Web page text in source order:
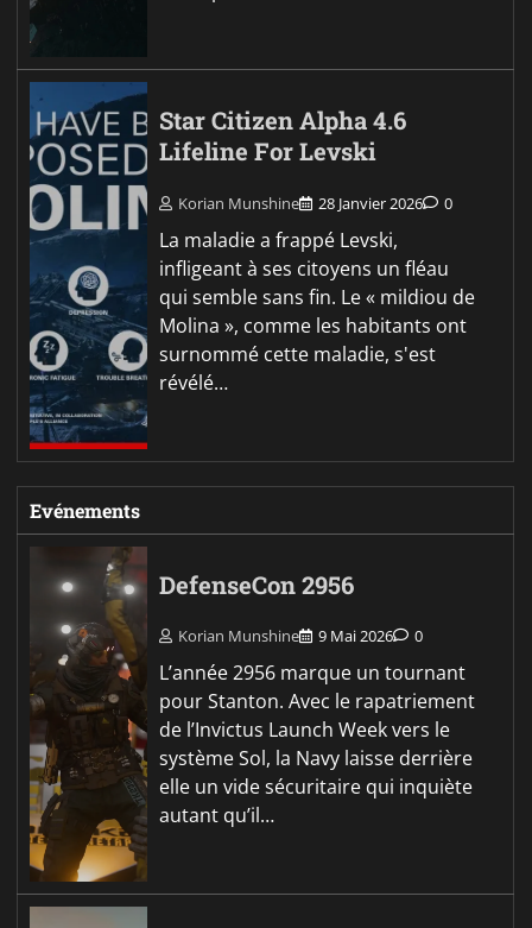
Star Citizen Alpha 4.6
Lifeline For Levski
Korian Munshine 28 Janvier 2026 0
La maladie a frappé Levski,
infligeant à ses citoyens un fléau
qui semble sans fin. Le « mildiou de
Molina », comme les habitants ont
surnommé cette maladie, s'est
révélé…
Evénements
DefenseCon 2956
Korian Munshine 9 Mai 2026 0
L’année 2956 marque un tournant
pour Stanton. Avec le rapatriement
de l’Invictus Launch Week vers le
système Sol, la Navy laisse derrière
elle un vide sécuritaire qui inquiète
autant qu’il…